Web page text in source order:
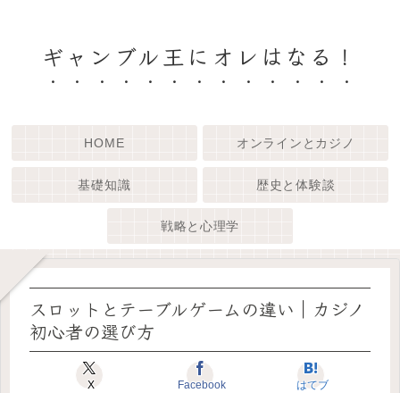
ギャンブル王にオレはなる！
HOME オンラインとカジノ
基礎知識 歴史と体験談
戦略と心理学
スロットとテーブルゲームの違い｜カジノ
初心者の選び方
X Facebook はてブ